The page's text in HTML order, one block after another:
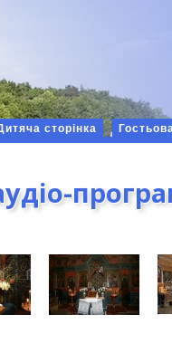
сторінка